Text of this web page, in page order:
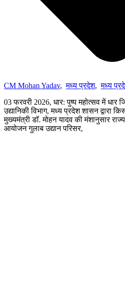
CM Mohan Yadav,मध्य प्रदेश,मध्य
03 फरवरी 2026, धार: पुष्प महोत्सव में धार
उद्यानिकी विभाग, मध्य प्रदेश शासन द्वारा
मुख्यमंत्री डॉ. मोहन यादव की मंशानुसार
आयोजन गुलाब उद्यान परिसर,